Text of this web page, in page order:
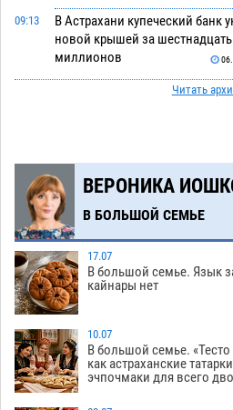
09:13
В Астрахани купеческий банк
новой крышей за шестнадцать
миллионов
Астраханские спасатели
07:38
Арендатор заплатит
порчу солью астраханских
сельхозугодий
20:27
Завтра погода вновь заставит
астраханцев жариться
19:07
Уникальные артефакты
выставили в астраханском
18:29
Маленькую девочку увезли в
после ДТП у «Алимпика» в
Читать
ВЕРОНИКА
В БОЛЬШОЙ СЕМЬЕ
17.07
В большой семье. Язык
кайнары нет
10.07
В большой семье.
как астраханские
эчпочмаки для всего